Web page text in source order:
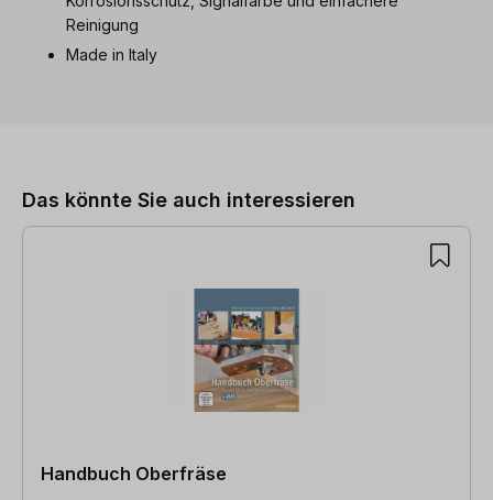
Reinigung
Made in Italy
Das könnte Sie auch interessieren
Handbuch Oberfräse